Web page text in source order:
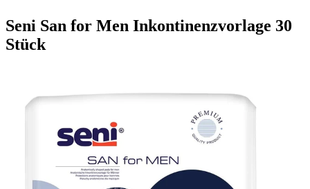
Seni San for Men Inkontinenzvorlage 30
Stück